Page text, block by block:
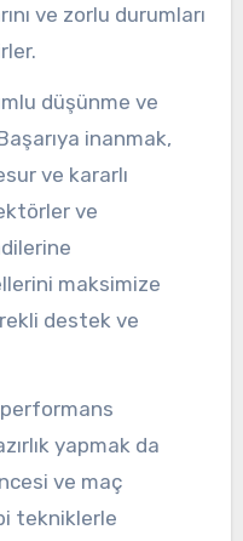
ve zorlu durumları
düşünme ve
inanmak,
ve kararlı
ve
maksimize
destek ve
performans
yapmak da
ve maç
tekniklerle